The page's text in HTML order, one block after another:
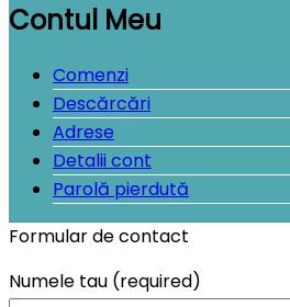
Contul Meu
Comenzi
Descărcări
Adrese
Detalii cont
Parolă pierdută
Formular de contact
Numele tau (required)